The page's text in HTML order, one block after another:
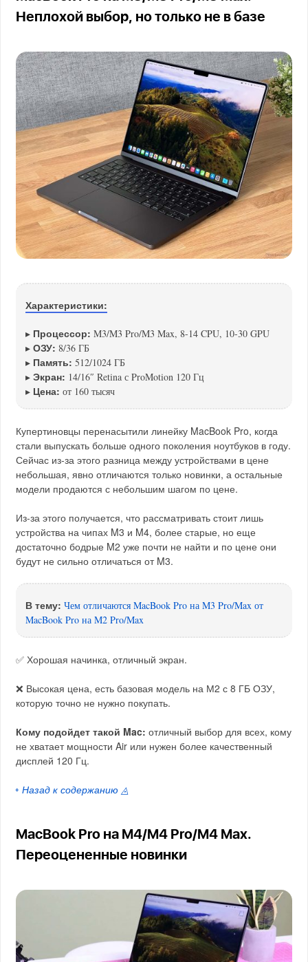
Неплохой выбор, но только не в базе
Характеристики:
▸ Процессор: M3/M3 Pro/M3 Max, 8-14 CPU, 10-30 GPU
▸ОЗУ: 8/36 ГБ
▸ Память: 512/1024 ГБ
▸Экран: 14/16″ Retina с ProMotion 120 Гц
▸ Цена: от 160 тысяч
Купертиновцы перенасытили линейку MacBook Pro, когда
стали выпускать больше одного поколения ноутбуков в году.
Сейчас из-за этого разница между устройствами в цене
небольшая, явно отличаются только новинки, а остальные
модели продаются с небольшим шагом по цене.
Из-за этого получается, что рассматривать стоит лишь
устройства на чипах M3 и M4, более старые, но еще
достаточно бодрые M2 уже почти не найти и по цене они
будут не сильно отличаться от M3.
В тему: Чем отличаются MacBook Pro на M3 Pro/Max от
MacBook Pro на M2 Pro/Max
✅ Хорошая начинка, отличный экран.
❌ Высокая цена, есть базовая модель на М2 с 8 ГБ ОЗУ,
которую точно не нужно покупать.
Кому подойдет такой Mac: отличный выбор для всех, кому
не хватает мощности Air или нужен более качественный
дисплей 120 Гц.
◦ Назад к содержанию ◬
MacBook Pro на M4/M4 Pro/M4 Max.
Переоцененные новинки